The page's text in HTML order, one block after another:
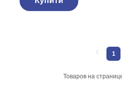
Товаров на
1